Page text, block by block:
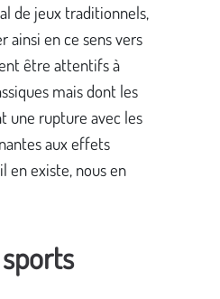
de jeux traditionnels,
ainsi en ce sens vers
être attentifs à
mais dont les
une rupture avec les
aux effets
en existe, nous en